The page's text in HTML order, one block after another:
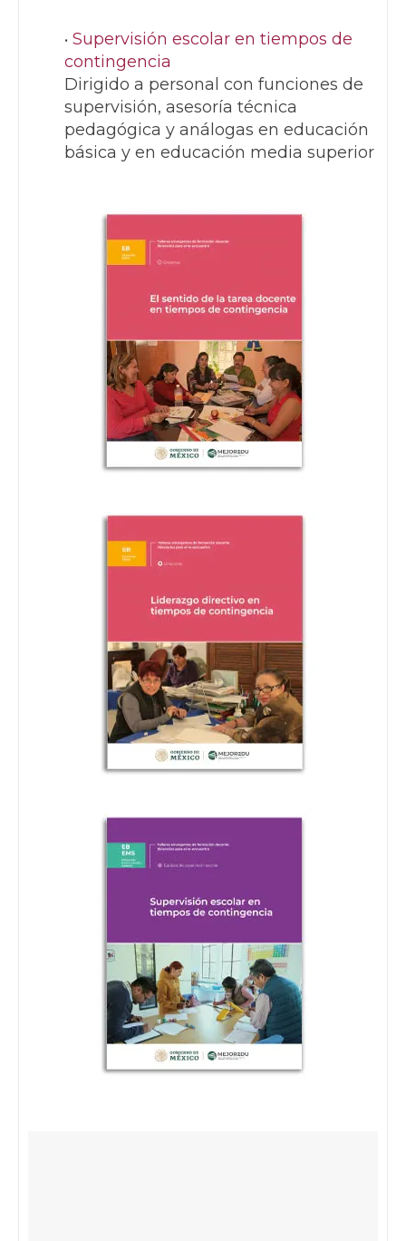
Supervisión escolar en tiempos de
contingencia
Dirigido a personal con funciones de
supervisión, asesoría técnica
pedagógica y análogas en educación
básica y en educación media superior